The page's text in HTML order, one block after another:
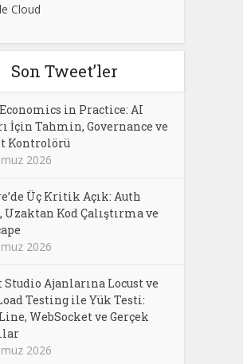
Cloud
Son Tweet’ler
in Practice: AI
İçin Tahmin, Governance ve
Kontrolörü
2026
Üç Kritik Açık: Auth
Uzaktan Kod Çalıştırma ve
2026
Ajanlarına Locust ve
Testing ile Yük Testi:
WebSocket ve Gerçek
2026